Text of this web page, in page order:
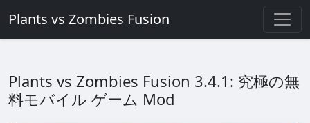
Plants vs Zombies Fusion
Plants vs Zombies Fusion 3.4.1: 究極の無
料モバイル ゲーム Mod